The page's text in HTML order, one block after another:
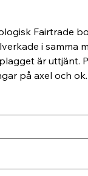
Fairtrade
i samma
är uttjänt.
på axel och